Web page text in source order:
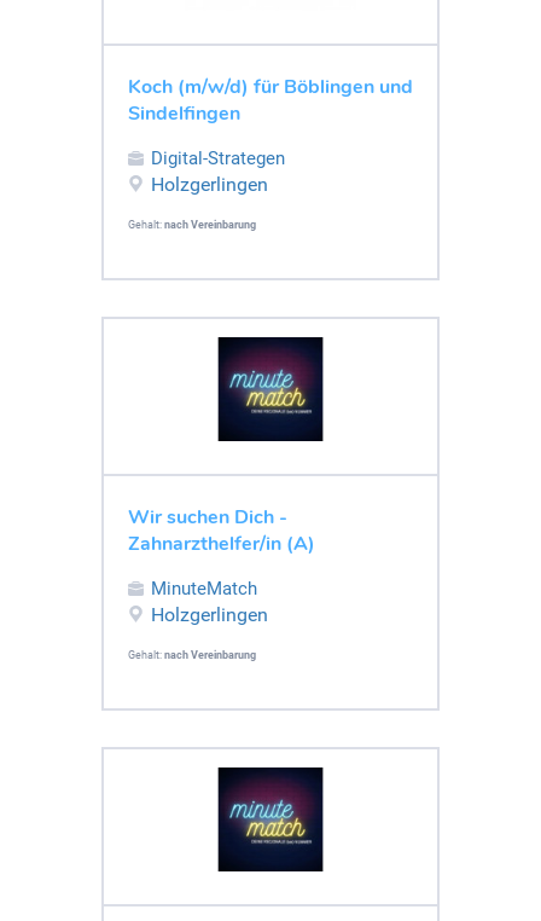
Koch (m/w/d) für Böblingen und
Sindelfingen
Digital-Strategen
Holzgerlingen
Gehalt: nach Vereinbarung
Wir suchen Dich -
Zahnarzthelfer/in (A)
MinuteMatch
Holzgerlingen
Gehalt: nach Vereinbarung